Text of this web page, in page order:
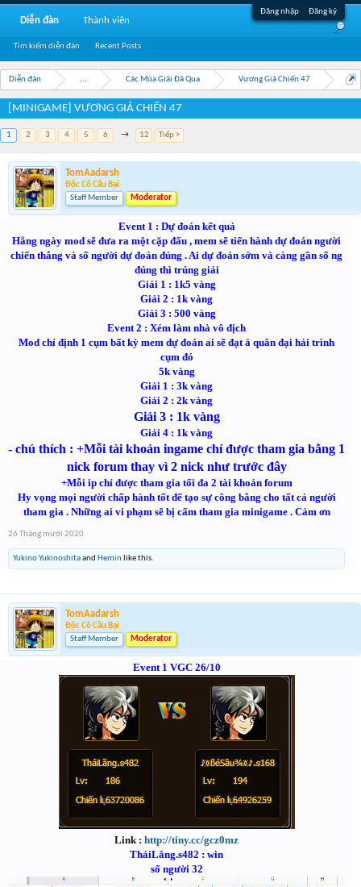
Đăng nhập Đăng ký
Diễn đàn ... Các Mùa Giải Đã Qua Vương Giả Chiến 47
[MINIGAME] VƯƠNG GIẢ CHIẾN 47
1 2 3 4 5 6 → 12 Tiếp >
TomAadarsh
Độc Cô Cầu Bại
Staff Member
Moderator
Event 1 : Dự đoán kết quả
Hằng ngày mod sẽ đưa ra một cặp đấu , mem sẽ tiến hành dự đoán người
chiến thắng và số người dự đoán đúng . Ai dự đoán sớm và càng gần số ng
đúng thì trúng giải
Giải 1 : 1k5 vàng
Giải 2 : 1k vàng
Giải 3 : 500 vàng
Event 2 : Xém làm nhà vô địch
Mod chỉ định 1 cụm bất kỳ mem dự đoán ai sẽ đạt á quân đại hải trình
cụm đó
5k vàng
Giải 1 : 3k vàng
Giải 2 : 2k vàng
Giải 3 : 1k vàng
Giải 4 : 1k vàng
- chú thích : +Mỗi tài khoản ingame chỉ được tham gia bằng 1
nick forum thay vì 2 nick như trước đây
+Mỗi ip chỉ được tham gia tối đa 2 tài khoản forum
Hy vọng mọi người chấp hành tốt để tạo sự công bằng cho tất cả người
tham gia . Những ai vi phạm sẽ bị cấm tham gia minigame . Cảm ơn
26 Tháng mười 2020
Yukino Yukinoshitaand Hemin like this.
TomAadarsh
Độc Cô Cầu Bại
Staff Member
Moderator
Event 1 VGC 26/10
Link : http://tiny.cc/gcz0mz
TháiLăng.s482 : win
số người 32
Diễn đàn
Tìm kiếm diễn đàn Recent Posts
Thành viên